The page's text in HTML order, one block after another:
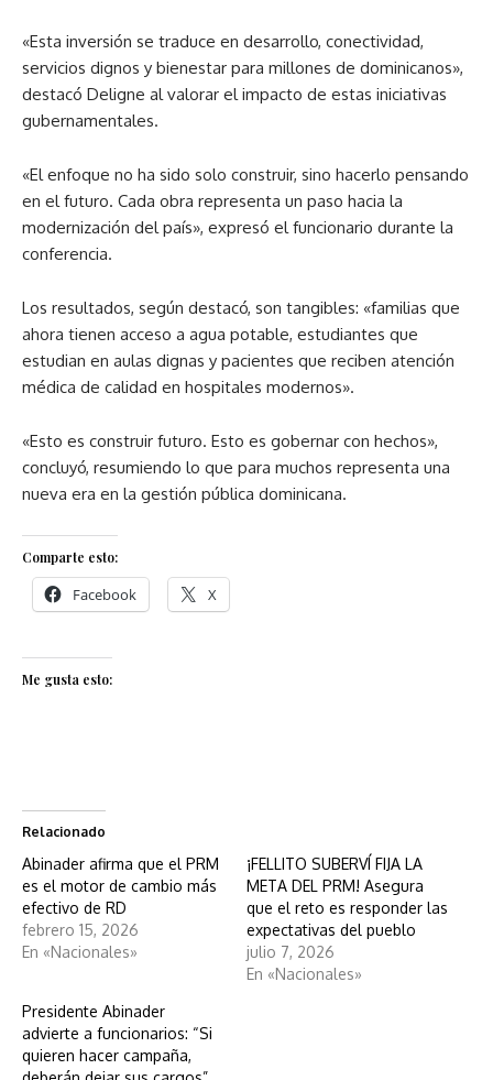
«Esta inversión se traduce en desarrollo, conectividad,
servicios dignos y bienestar para millones de dominicanos»,
destacó Deligne al valorar el impacto de estas iniciativas
gubernamentales.
«El enfoque no ha sido solo construir, sino hacerlo pensando
en el futuro. Cada obra representa un paso hacia la
modernización del país», expresó el funcionario durante la
conferencia.
Los resultados, según destacó, son tangibles: «familias que
ahora tienen acceso a agua potable, estudiantes que
estudian en aulas dignas y pacientes que reciben atención
médica de calidad en hospitales modernos».
«Esto es construir futuro. Esto es gobernar con hechos»,
concluyó, resumiendo lo que para muchos representa una
nueva era en la gestión pública dominicana.
Comparte esto:
Facebook X
Me gusta esto:
Relacionado
Abinader afirma que el PRM
es el motor de cambio más
efectivo de RD
febrero 15, 2026
En «Nacionales»
¡FELLITO SUBERVÍ FIJA LA
META DEL PRM! Asegura
que el reto es responder las
expectativas del pueblo
julio 7, 2026
En «Nacionales»
Presidente Abinader
advierte a funcionarios: “Si
quieren hacer campaña,